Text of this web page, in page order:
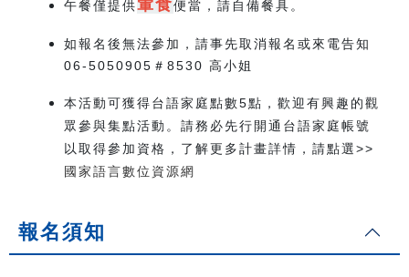
午餐僅提供葷食便當，請自備餐具。
如報名後無法參加，請事先取消報名或來電告知
06-5050905＃8530 高小姐
本活動可獲得台語家庭點數5點，歡迎有興趣的觀
眾參與集點活動。請務必先行開通台語家庭帳號
以取得參加資格，了解更多計畫詳情，請點選>>
國家語言數位資源網
報名須知